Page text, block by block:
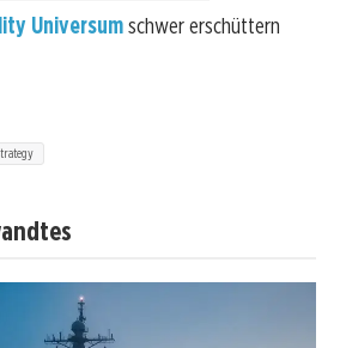
Universumschwer erschüttern